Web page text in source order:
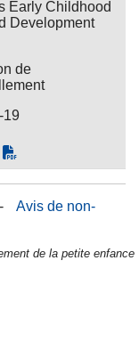
Early Childhood
Development
de
19
-
Avis de non-
de la petite enfance